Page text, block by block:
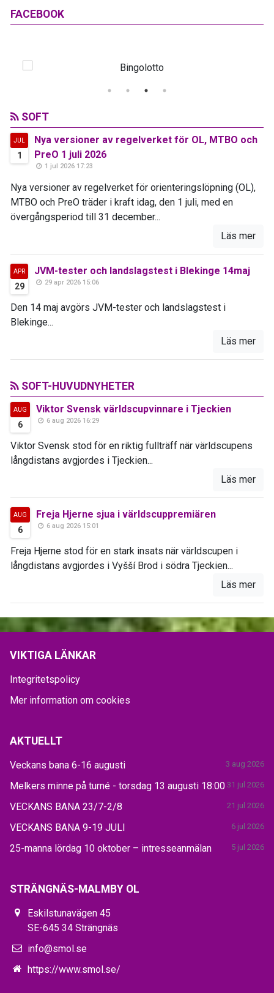
FACEBOOK
SOFT
JUL
1
Nya versioner av regelverket för OL, MTBO och
PreO 1 juli 2026
1 jul 2026 17:23
Nya versioner av regelverket för orienteringslöpning (OL),
MTBO och PreO träder i kraft idag, den 1 juli, med en
övergångsperiod till 31 december...
Läs mer
APR
29
JVM-tester och landslagstest i Blekinge 14maj
29 apr 2026 15:06
Den 14 maj avgörs JVM-tester och landslagstest i
Blekinge...
Läs mer
SOFT-HUVUDNYHETER
AUG
6
Viktor Svensk världscupvinnare i Tjeckien
6 aug 2026 16:29
Viktor Svensk stod för en riktig fullträff när världscupens
långdistans avgjordes i Tjeckien...
Läs mer
AUG
6
Freja Hjerne sjua i världscuppremiären
6 aug 2026 15:01
Freja Hjerne stod för en stark insats när världscupen i
långdistans avgjordes i Vyšší Brod i södra Tjeckien...
Läs mer
VIKTIGA LÄNKAR
Integritetspolicy
Mer information om cookies
AKTUELLT
Veckans bana 6-16 augusti 3 aug 2026
Melkers minne på turné - torsdag 13 augusti 18:00 31 jul 2026
VECKANS BANA 23/7-2/8 21 jul 2026
VECKANS BANA 9-19 JULI 6 jul 2026
25-manna lördag 10 oktober – intresseanmälan 5 jul 2026
STRÄNGNÄS-MALMBY OL
Eskilstunavägen 45
SE-645 34 Strängnäs
info@smol.se
https://www.smol.se/